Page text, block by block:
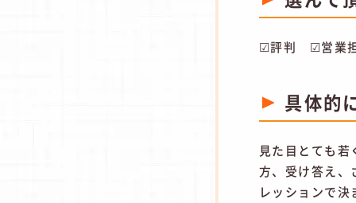
☑評判 ☑営業
具体的
見た目とても
方、受け答え、
レッションで